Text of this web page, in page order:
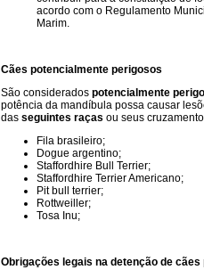
acordo com o Regulamento
Marim.
Cães potencialmente perigosos
São considerados potencialmente
potência da mandíbula possa causar
das seguintes raças ou seus
Fila brasileiro;
Dogue argentino;
Staffordhire Bull Terrier;
Staffordhire Terrier Americano;
Pit bull terrier;
Rottweiller;
Tosa Inu;
Obrigações legais na detenção de